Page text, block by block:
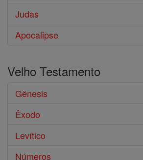
Judas
Apocalipse
Velho Testamento
Gênesis
Êxodo
Levítico
Números